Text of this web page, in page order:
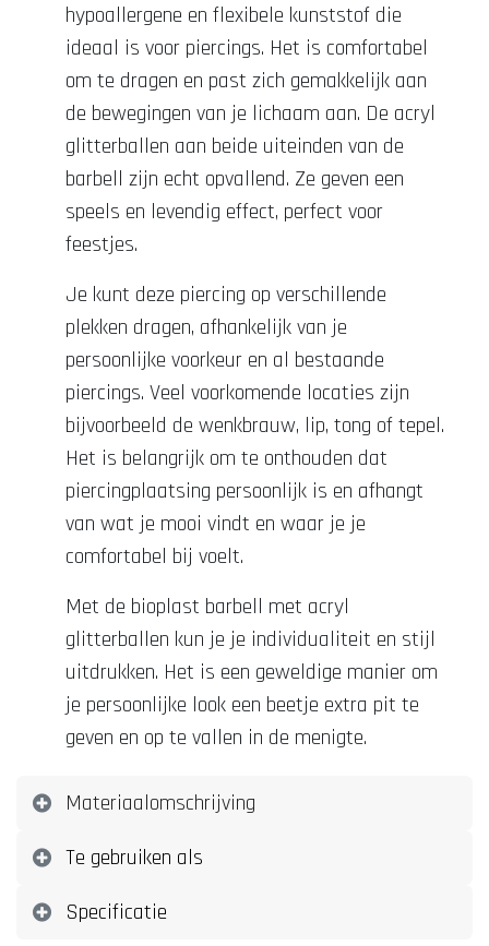
hypoallergene en flexibele kunststof die
ideaal is voor piercings. Het is comfortabel
om te dragen en past zich gemakkelijk aan
de bewegingen van je lichaam aan. De acryl
glitterballen aan beide uiteinden van de
barbell zijn echt opvallend. Ze geven een
speels en levendig effect, perfect voor
feestjes.
Je kunt deze piercing op verschillende
plekken dragen, afhankelijk van je
persoonlijke voorkeur en al bestaande
piercings. Veel voorkomende locaties zijn
bijvoorbeeld de wenkbrauw, lip, tong of tepel.
Het is belangrijk om te onthouden dat
piercingplaatsing persoonlijk is en afhangt
van wat je mooi vindt en waar je je
comfortabel bij voelt.
Met de bioplast barbell met acryl
glitterballen kun je je individualiteit en stijl
uitdrukken. Het is een geweldige manier om
je persoonlijke look een beetje extra pit te
geven en op te vallen in de menigte.
Materiaalomschrijving
Te gebruiken als
Specificatie